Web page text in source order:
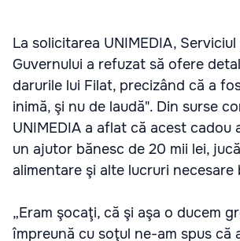
La solicitarea UNIMEDIA, Serviciul
Guvernului a refuzat să ofere
darurile lui Filat, precizând că a
inimă, şi nu de laudă". Din surse
UNIMEDIA a aflat că acest
un ajutor bănesc de 20 mii lei,
alimentare şi alte lucruri necesare
„Eram şocaţi, că şi aşa o ducem
împreună cu soţul ne-am spus că